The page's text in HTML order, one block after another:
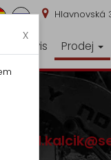
Hlavnovská
Servis Prodej
x